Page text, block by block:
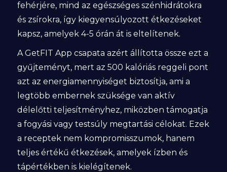
fehérjére, mind az egészséges szénhidrátokra
és zsírokra, így kiegyensúlyozott étkezéseket
kapsz, amelyek 4-5 órán át is eltelítenek.
A GetFIT App csapata azért állította össze ezt a
gyűjteményt, mert az 500 kalóriás reggeli pont
azt az energiamennyiséget biztosítja, ami a
legtöbb embernek szüksége van aktív
délelőtti teljesítményhez, miközben támogatja
a fogyási vagy testsúly megtartási célokat. Ezek
a receptek nem kompromisszumok, hanem
teljes értékű étkezések, amelyek ízben és
tápértékben is kielégítenek.